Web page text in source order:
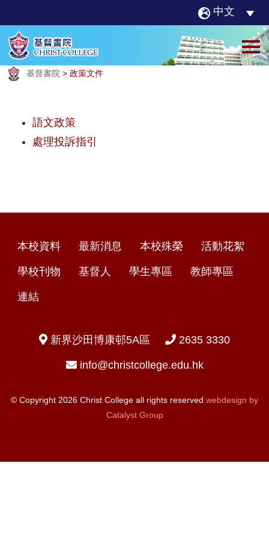
中文
基督書院 > 政策文件
語文政策
處理投訴指引
本校資料 最新消息 本校殊榮 活動花絮
學校刊物 基督人 學生專區 教師專區
連結
新界沙田博康邨5A區 2635 3330
info@christcollege.edu.hk
© Copyright 2026 Christ College all rights reserved webdesign by
Catalyst Group